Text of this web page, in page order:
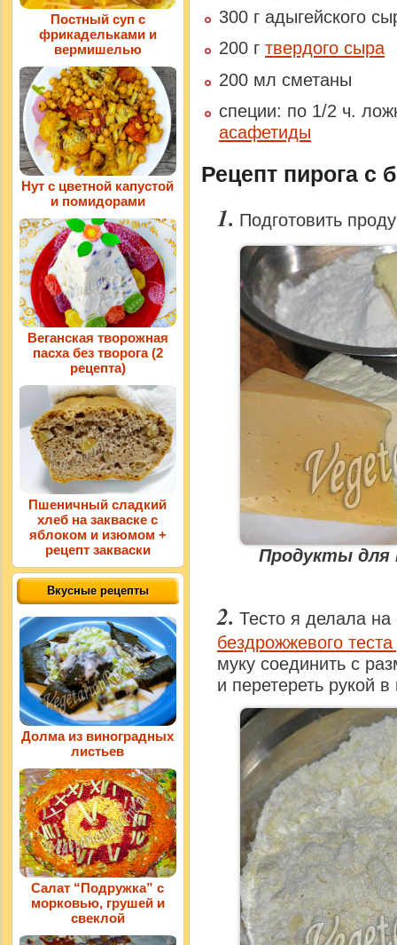
300 г адыгейского
200 г твердого сыра
200 мл сметаны
специи: по 1/2 ч.
асафетиды
Рецепт пирога с
Подготовить
Продукты для
Тесто я делала
бездрожжевого
муку соединить с
и перетереть рукой в
Постный суп с
фрикадельками и
вермишелью
Нут с цветной капустой
и помидорами
Веганская творожная
пасха без творога (2
рецепта)
Пшеничный сладкий
хлеб на закваске с
яблоком и изюмом +
рецепт закваски
Вкусные рецепты
Долма из виноградных
листьев
Салат “Подружка” с
морковью, грушей и
свеклой